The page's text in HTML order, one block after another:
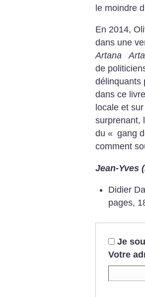
le moindre
En 2014,
dans une
Artana
de
délinquants
dans ce
locale et
surprenant,
du « gang
comment
Jean-Yves
Didier
pages,
Je
Votre